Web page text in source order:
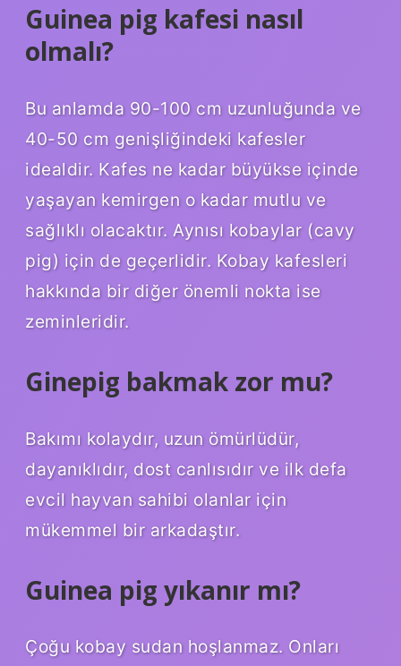
Guinea pig kafesi nasıl
olmalı?
Bu anlamda 90-100 cm uzunluğunda ve
40-50 cm genişliğindeki kafesler
idealdir. Kafes ne kadar büyükse içinde
yaşayan kemirgen o kadar mutlu ve
sağlıklı olacaktır. Aynısı kobaylar (cavy
pig) için de geçerlidir. Kobay kafesleri
hakkında bir diğer önemli nokta ise
zeminleridir.
Ginepig bakmak zor mu?
Bakımı kolaydır, uzun ömürlüdür,
dayanıklıdır, dost canlısıdır ve ilk defa
evcil hayvan sahibi olanlar için
mükemmel bir arkadaştır.
Guinea pig yıkanır mı?
Çoğu kobay sudan hoşlanmaz. Onları